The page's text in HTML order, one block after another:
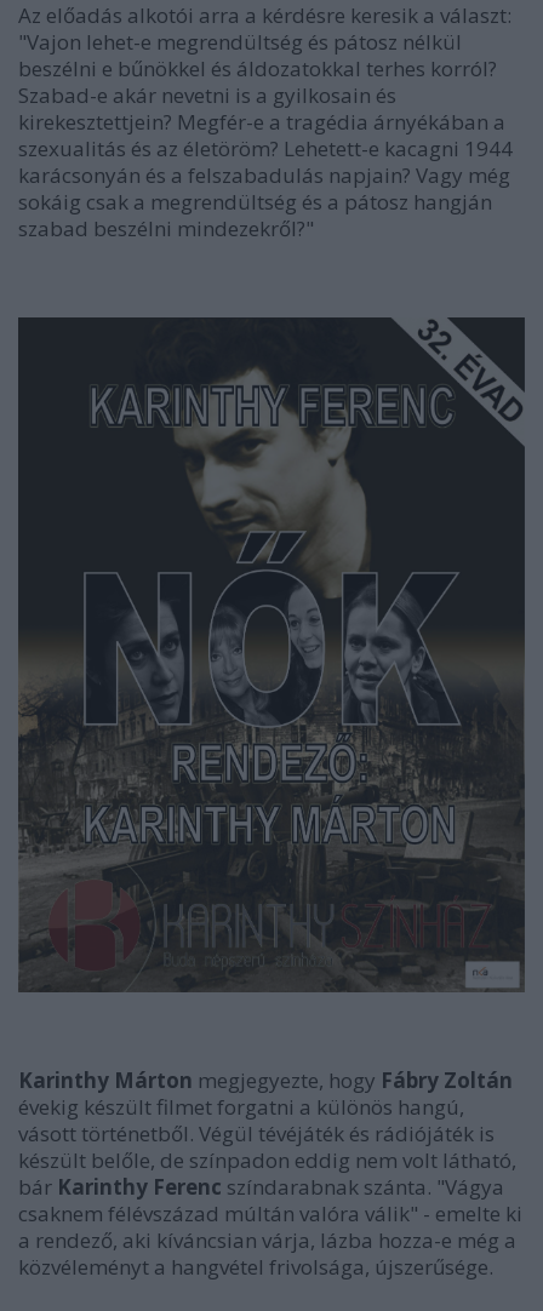
Az előadás alkotói arra a kérdésre keresik a választ:
"Vajon lehet-e megrendültség és pátosz nélkül
beszélni e bűnökkel és áldozatokkal terhes korról?
Szabad-e akár nevetni is a gyilkosain és
kirekesztettjein? Megfér-e a tragédia árnyékában a
szexualitás és az életöröm? Lehetett-e kacagni 1944
karácsonyán és a felszabadulás napjain? Vagy még
sokáig csak a megrendültség és a pátosz hangján
szabad beszélni mindezekről?"
Karinthy Márton megjegyezte, hogy Fábry Zoltán
évekig készült filmet forgatni a különös hangú,
vásott történetből. Végül tévéjáték és rádiójáték is
készült belőle, de színpadon eddig nem volt látható,
bár Karinthy Ferenc színdarabnak szánta. "Vágya
csaknem félévszázad múltán valóra válik" - emelte ki
a rendező, aki kíváncsian várja, lázba hozza-e még a
közvéleményt a hangvétel frivolsága, újszerűsége.